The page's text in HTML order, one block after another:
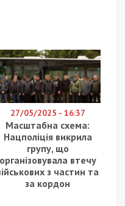
повідомив
доларів США може
на посаду
При цьому він
“зв’язки”.
чоловіка “на
всієї обумовленої
повідомлено про
(ч. 5 ст. 190 КК